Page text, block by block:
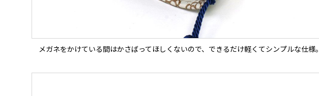
メガネをかけている間はかさばってほしくないので、できるだけ軽くてシンプルな仕様。